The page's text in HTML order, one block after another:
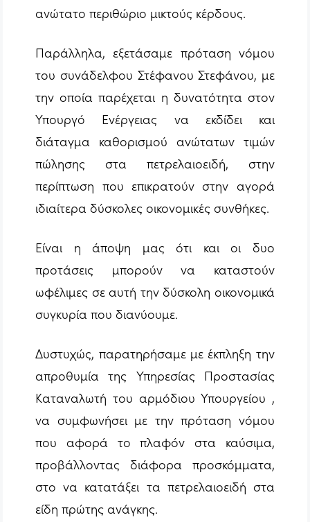
ανώτατο περιθώριο μικτούς κέρδους.
Παράλληλα, εξετάσαμε πρόταση νόμου
του συνάδελφου Στέφανου Στεφάνου, με
την οποία παρέχεται η δυνατότητα στον
Υπουργό Ενέργειας να εκδίδει και
διάταγμα καθορισμού ανώτατων τιμών
πώλησης στα πετρελαιοειδή, στην
περίπτωση που επικρατούν στην αγορά
ιδιαίτερα δύσκολες οικονομικές συνθήκες.
Είναι η άποψη μας ότι και οι δυο
προτάσεις μπορούν να καταστούν
ωφέλιμες σε αυτή την δύσκολη οικονομικά
συγκυρία που διανύουμε.
Δυστυχώς, παρατηρήσαμε με έκπληξη την
απροθυμία της Υπηρεσίας Προστασίας
Καταναλωτή του αρμόδιου Υπουργείου ,
να συμφωνήσει με την πρόταση νόμου
που αφορά το πλαφόν στα καύσιμα,
προβάλλοντας διάφορα προσκόμματα,
στο να κατατάξει τα πετρελαιοειδή στα
είδη πρώτης ανάγκης.